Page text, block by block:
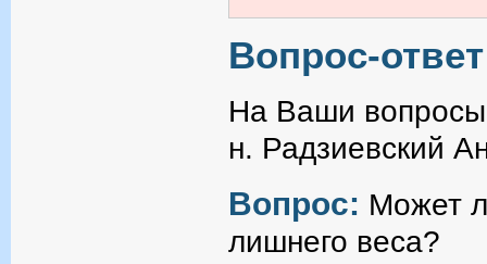
Вопрос-
На Ваши вопросы
н. Радзиевский
Вопрос: Может
лишнего веса?